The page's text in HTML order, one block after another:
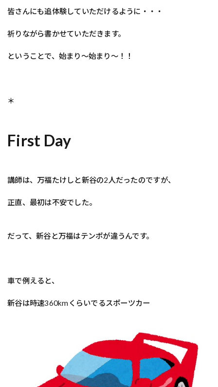
皆さんにも追体験していただけるように・・・
祈りながら書かせていただきます。
ということで、始まり〜始まり〜！！
＊
First Day
講師は、万福たけしと新谷の2人だったのですが、
正直、最初は不安でした。
だって、新谷と万福はテンポが違うんです。
車で例えると、
新谷は時速360kmくらいでるスポーツカー